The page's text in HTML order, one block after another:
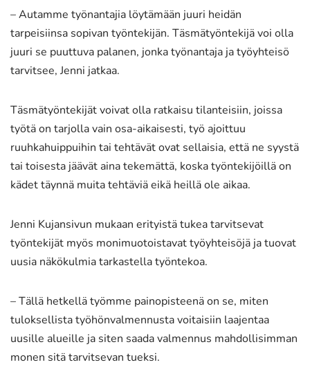
– Autamme työnantajia löytämään juuri heidän
tarpeisiinsa sopivan työntekijän. Täsmätyöntekijä voi olla
juuri se puuttuva palanen, jonka työnantaja ja työyhteisö
tarvitsee, Jenni jatkaa.
Täsmätyöntekijät voivat olla ratkaisu tilanteisiin, joissa
työtä on tarjolla vain osa-aikaisesti, työ ajoittuu
ruuhkahuippuihin tai tehtävät ovat sellaisia, että ne syystä
tai toisesta jäävät aina tekemättä, koska työntekijöillä on
kädet täynnä muita tehtäviä eikä heillä ole aikaa.
Jenni Kujansivun mukaan erityistä tukea tarvitsevat
työntekijät myös monimuotoistavat työyhteisöjä ja tuovat
uusia näkökulmia tarkastella työntekoa.
– Tällä hetkellä työmme painopisteenä on se, miten
tuloksellista työhönvalmennusta voitaisiin laajentaa
uusille alueille ja siten saada valmennus mahdollisimman
monen sitä tarvitsevan tueksi.